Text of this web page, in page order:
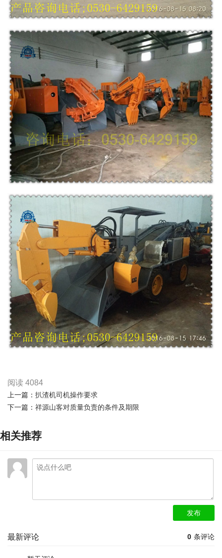
阅读 4084
上一篇： 扒渣机司机操作要求
下一篇： 祥源山客​对质量负责的条件及期限
相关推荐
发布
0 条评论
最新评论